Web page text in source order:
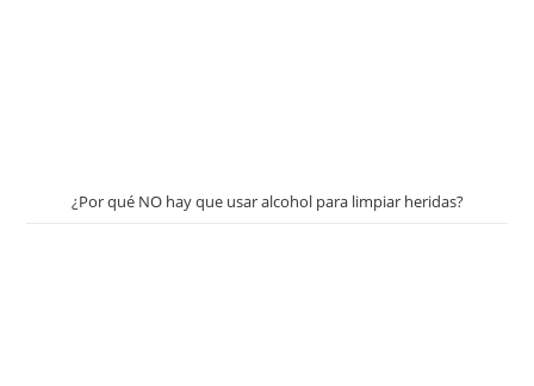
¿Por qué NO hay que usar alcohol para limpiar heridas?